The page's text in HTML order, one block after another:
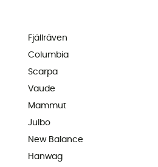
Fjällräven
Columbia
Scarpa
Vaude
Mammut
Julbo
New Balance
Hanwag